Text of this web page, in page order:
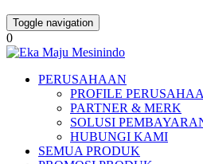
Toggle navigation
0
PERUSAHAAN
PROFILE
PARTNER & MERK
SOLUSI
HUBUNGI KAMI
SEMUA PRODUK